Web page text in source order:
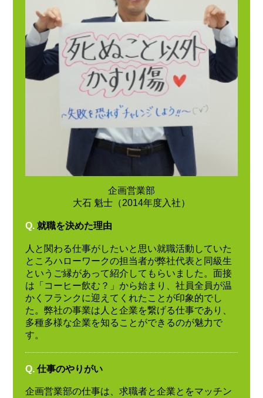
企画営業部
大石 魁士（2014年度入社）
Q. 就職を決めた理由
人と関わる仕事がしたいと思い就職活動していた
ところハローワークの担当者が弊社代表と同級生
というご縁があって紹介してもらいました。面接
は「コーヒー飲む？」から始まり、社員全員が温
かくフランクに迎えてくれたことが印象的でし
た。弊社の事業は人と企業を繋げる仕事であり、
多種多様な企業を知ることができるのが魅力で
す。
Q. 仕事のやりがい
企画営業部の仕事は、求職者と企業とをマッチン